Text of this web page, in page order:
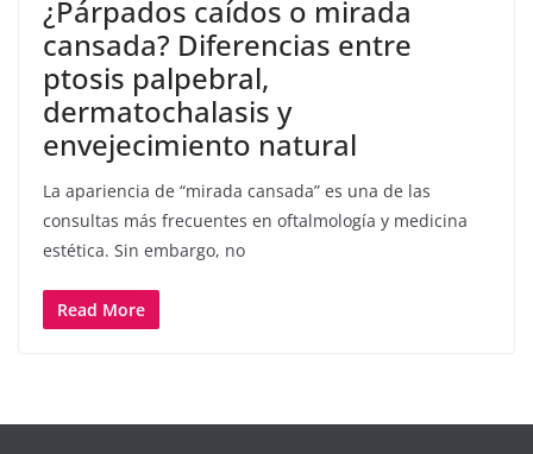
¿Párpados caídos o mirada
cansada? Diferencias entre
ptosis palpebral,
dermatochalasis y
envejecimiento natural
La apariencia de “mirada cansada” es una de las
consultas más frecuentes en oftalmología y medicina
estética. Sin embargo, no
Read More